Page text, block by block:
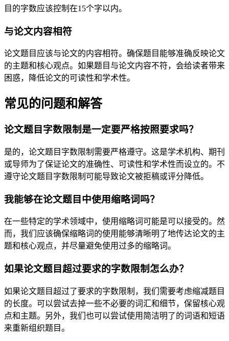
目的字数应该控制在15个字以内。
与论文内容相符
论文题目应该与论文的内容相符。确保题目能够准确反映论文
的主题和核心观点。如果题目与论文内容不符，会给读者带来
困惑，降低论文的可读性和学术性。
常见的问题和解答
论文题目字数限制是一定要严格按照要求吗？
是的，论文题目字数限制需要严格遵守。这是学术机构、期刊
或导师为了保证论文的准确性、可读性和学术性而设立的。不
遵守论文题目字数限制可能导致论文被拒稿或评分降低。
我能够在论文题目中使用缩略词吗？
在一些特定的学术领域中，使用缩略词可能是可以接受的。然
而，我们应该确保缩略词的使用能够清晰明了地传达论文的主
题和核心观点，并尽量避免使用过多的缩略词。
如果论文题目超过要求的字数限制怎么办？
如果论文题目超过了要求的字数限制，我们需要考虑缩减题目
的长度。可以尝试去掉一些不必要的词汇和细节，保留核心观
点和主题。另外，我们也可以尝试使用简洁明了的词语和短语
来重新组织题目。